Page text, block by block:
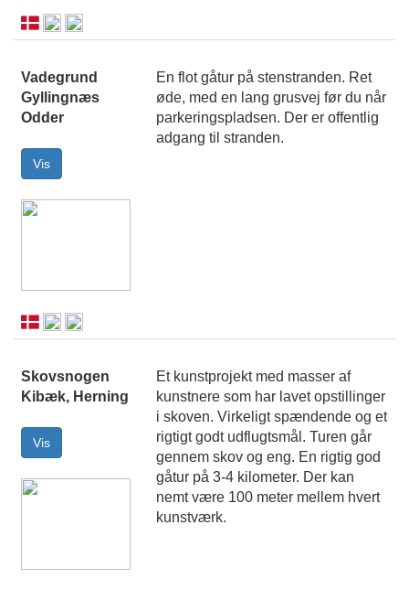
Vadegrund
Gyllingnæs
Odder
En flot gåtur på stenstranden. Ret
øde, med en lang grusvej før du når
parkeringspladsen. Der er offentlig
adgang til stranden.
Skovsnogen
Kibæk, Herning
Et kunstprojekt med masser af
kunstnere som har lavet opstillinger
i skoven. Virkeligt spændende og et
rigtigt godt udflugtsmål. Turen går
gennem skov og eng. En rigtig god
gåtur på 3-4 kilometer. Der kan
nemt være 100 meter mellem hvert
kunstværk.